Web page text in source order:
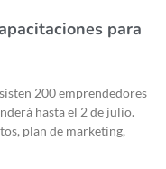
para
200 emprendedores
hasta el 2 de julio.
plan de marketing,